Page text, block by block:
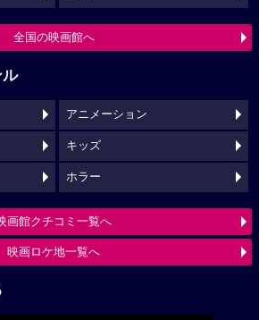
全国の映画館へ
アニメーション
キッズ
ホラー
画館クチコミ一覧へ
映画ロケ地一覧へ